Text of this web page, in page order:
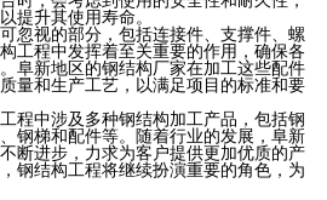
提升其使用寿命。
忽视的部分，包括连接件、支撑件、螺
工程中发挥着至关重要的作用，确保各
阜新地区的钢结构厂家在加工这些配件
量和生产工艺，以满足项目的标准和要
程中涉及多种钢结构加工产品，包括钢
钢梯和配件等。随着行业的发展，阜新
断进步，力求为客户提供更加优质的产
钢结构工程将继续扮演重要的角色，为